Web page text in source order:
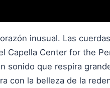
inusual. Las
Capella Center for the
sonido que respira
con la belleza de la